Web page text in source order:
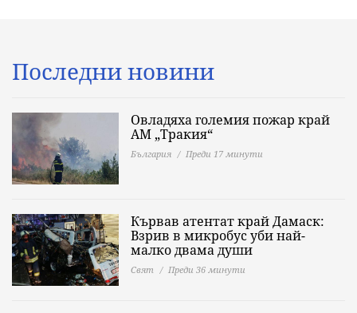
Последни новини
Овладяха големия пожар край
АМ „Тракия“
България Преди 17 минути
Кървав атентат край Дамаск:
Взрив в микробус уби най-
малко двама души
Свят Преди 36 минути